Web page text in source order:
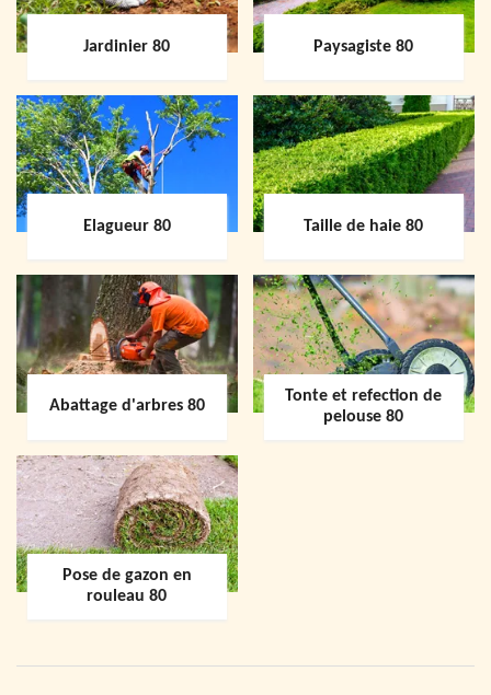
Jardinier 80 Paysagiste 80
Elagueur 80 Taille de haie 80
Abattage d'arbres 80
Tonte et refection de
pelouse 80
Pose de gazon en
rouleau 80